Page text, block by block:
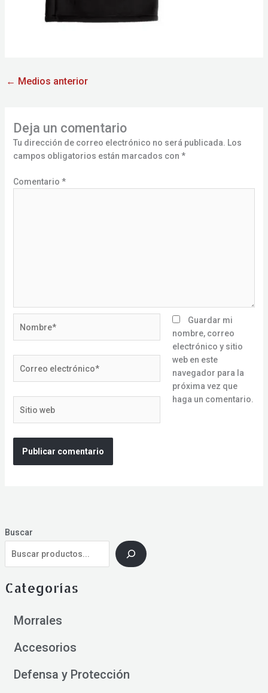
Buscar
Categorías
Morrales
Accesorios
Defensa y Protección
← Medios anterior
Deja un comentario
Tu dirección de correo electrónico no será publicada. Los
campos obligatorios están marcados con *
Comentario *
electrónico*
web
Guardar mi
nombre, correo
electrónico y sitio
web en este
navegador para la
próxima vez que
haga un comentario.